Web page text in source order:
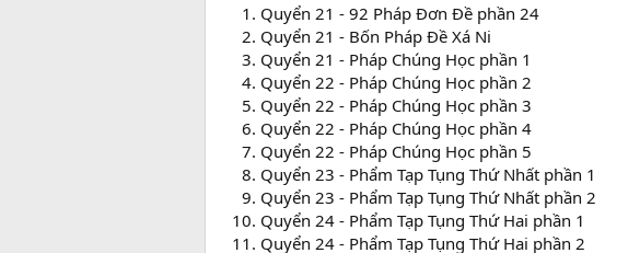
Quyển 21 - 92 Pháp Đơn Đề phần 24
Quyển 21 - Bốn Pháp Đề Xá Ni
Quyển 21 - Pháp Chúng Học phần 1
Quyển 22 - Pháp Chúng Học phần 2
Quyển 22 - Pháp Chúng Học phần 3
Quyển 22 - Pháp Chúng Học phần 4
Quyển 22 - Pháp Chúng Học phần 5
Quyển 23 - Phẩm Tạp Tụng Thứ Nhất phần 1
Quyển 23 - Phẩm Tạp Tụng Thứ Nhất phần 2
Quyển 24 - Phẩm Tạp Tụng Thứ Hai phần 1
Quyển 24 - Phẩm Tạp Tụng Thứ Hai phần 2